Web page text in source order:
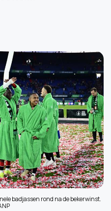
badjassen rond na de bekerwinst.